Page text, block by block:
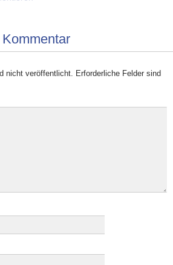
nicht veröffentlicht. Erforderliche Felder sind